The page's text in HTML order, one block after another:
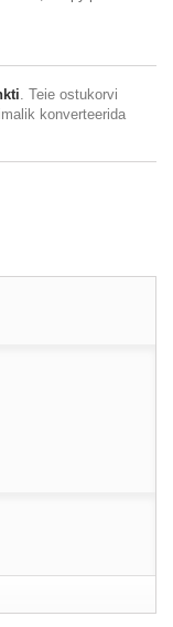
. Teie ostukorvi
konverteerida